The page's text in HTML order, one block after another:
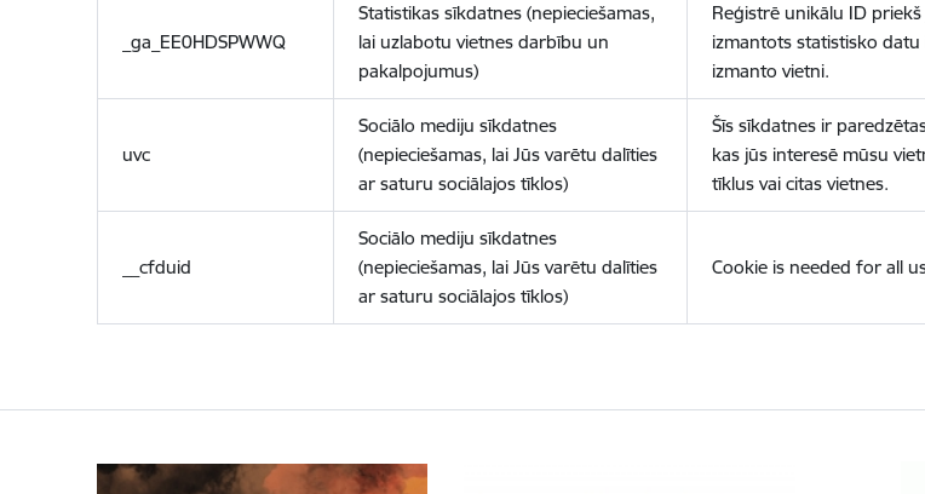
_ga_EE0HDSPWWQ
Statistikas sīkdatnes (nepieciešamas,
lai uzlabotu vietnes darbību un
pakalpojumus)
Reģistrē unikālu ID
izmantots statistisko
izmanto vietni.
uvc
Sociālo mediju sīkdatnes
(nepieciešamas, lai Jūs varētu dalīties
ar saturu sociālajos tīklos)
Šīs sīkdatnes ir
kas jūs interesē mūsu
tīklus vai citas vietnes.
__cfduid
Sociālo mediju sīkdatnes
(nepieciešamas, lai Jūs varētu dalīties
ar saturu sociālajos tīklos)
Cookie is needed for all